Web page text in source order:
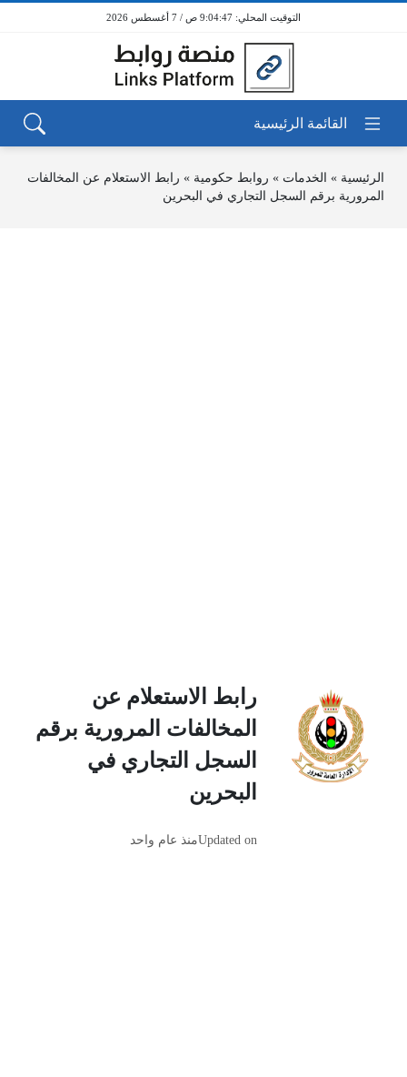
9:04:47 ص / 7 أغسطس 2026
الرئيسية » الخدمات » روابط حكومية » رابط الاستعلام عن المخالفات
المرورية برقم السجل التجاري في البحرين‎
رابط الاستعلام عن
المخالفات المرورية برقم
السجل التجاري في
البحرين‎
Updated onمنذ عام واحد